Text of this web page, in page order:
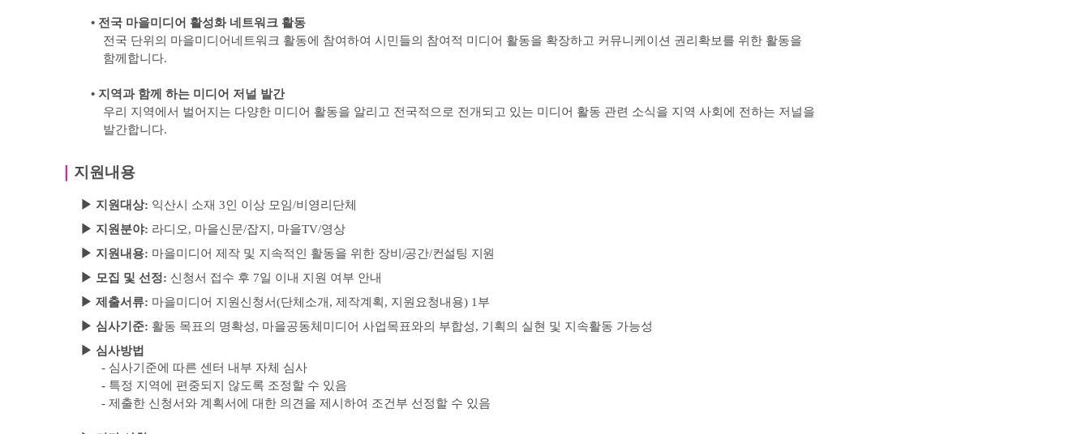
• 전국 마을미디어 활성화 네트워크 활동
전국 단위의 마을미디어네트워크 활동에 참여하여 시민들의 참여적 미디어 활동을 확장하고 커뮤니케이션 권리확보를 위한 활동을
함께합니다.
• 지역과 함께 하는 미디어 저널 발간
우리 지역에서 벌어지는 다양한 미디어 활동을 알리고 전국적으로 전개되고 있는 미디어 활동 관련 소식을 지역 사회에 전하는 저널을
발간합니다.
지원내용
▶ 지원대상: 익산시 소재 3인 이상 모임/비영리단체
▶ 지원분야: 라디오, 마을신문/잡지 , 마을TV/영상
▶ 지원내용: 마을미디어 제작 및 지속적인 활동을 위한 장비 /공간/컨설팅 지원
▶ 모집 및 선정: 신청서 접수 후 7일 이내 지원 여부 안내
▶ 제출서류: 마을미디어 지원신청서(단체소개 , 제작계획, 지원요청내용) 1 부
▶ 심사기준: 활동 목표의 명확성, 마을공동체미디어 사업목표와의 부합성, 기획의 실현 및 지속활동 가능성
▶ 심사방법
- 심사기준에 따른 센터 내부 자체 심사
- 특정 지역에 편중되지 않도록 조정할 수 있음
-제출한 신청서와 계획서에 대한 의견을 제시하여 조건부 선정할 수 있음